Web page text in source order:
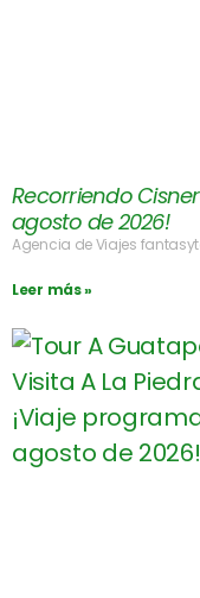
Recorriendo
agosto de 2026!
Agencia de Viajes
Leer más »